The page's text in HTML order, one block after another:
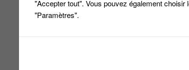
"Accepter tout". Vous pouvez également
"Paramètres".